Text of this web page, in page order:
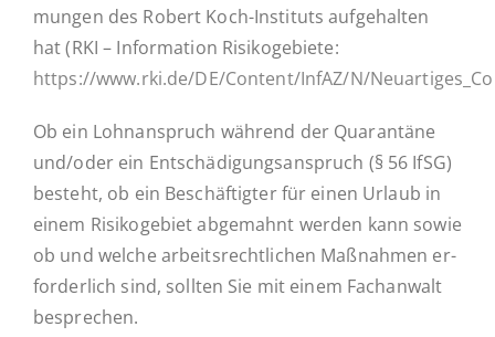
mun­gen des Robert Koch-In­­s­ti­­tuts auf­ge­hal­ten
hat (RKI – In­for­ma­ti­on Ri­si­ko­ge­bie­te:
https://www.rki.de/DE/Content/InfAZ/N/
Ob ein Lohn­an­spruch während der Qua­ran­tä­ne
und/oder ein Ent­schä­di­gungs­an­spruch (§ 56 IfSG)
besteht, ob ein Be­schäf­tig­ter für einen Urlaub in
einem Ri­si­ko­ge­biet ab­ge­mahnt werden kann sowie
ob und welche ar­beits­recht­li­chen Maß­nah­men er­
for­der­lich sind, sollten Sie mit einem Fach­an­walt
besprechen.